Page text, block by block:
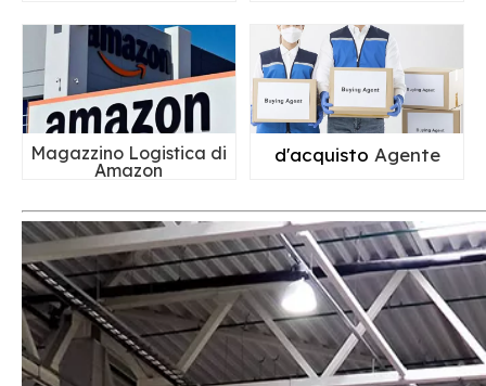
Magazzino Logistica di
Amazon
d'acquisto Agente